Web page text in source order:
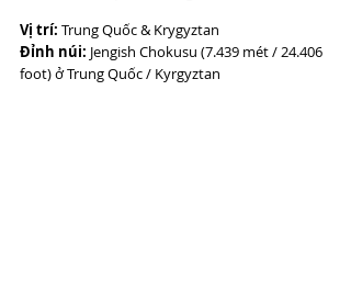
Vị trí: Trung Quốc & Krygyztan
Đỉnh núi: Jengish Chokusu (7.439 mét / 24.406
foot) ở Trung Quốc / Kyrgyztan